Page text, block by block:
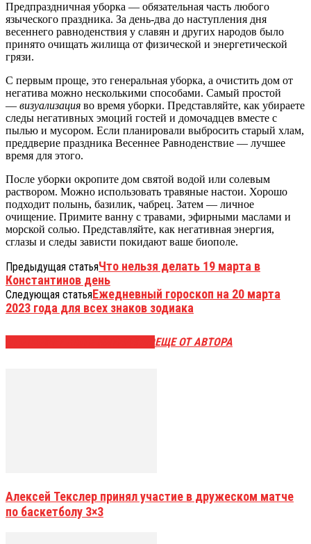
Предпраздничная уборка — обязательная часть любого
языческого праздника. За день-два до наступления дня
весеннего равноденствия у славян и других народов было
принято очищать жилища от физической и энергетической
грязи.
С первым проще, это генеральная уборка, а очистить дом от
негатива можно несколькими способами. Самый простой
— визуализация во время уборки. Представляйте, как убираете
следы негативных эмоций гостей и домочадцев вместе с
пылью и мусором. Если планировали выбросить старый хлам,
преддверие праздника Весеннее Равноденствие — лучшее
время для этого.
После уборки окропите дом святой водой или солевым
раствором. Можно использовать травяные настои. Хорошо
подходит полынь, базилик, чабрец. Затем — личное
очищение. Примите ванну с травами, эфирными маслами и
морской солью. Представляйте, как негативная энергия,
сглазы и следы зависти покидают ваше биополе.
Предыдущая статьяЧто нельзя делать 19 марта в
Константинов день
Следующая статьяЕжедневный гороскоп на 20 марта
2023 года для всех знаков зодиака
ЕЩЕ ОТ АВТОРА
Алексей Текслер принял участие в дружеском матче
по баскетболу 3×3